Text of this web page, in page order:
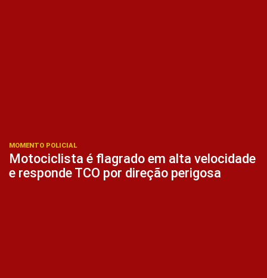
MOMENTO POLICIAL
Motociclista é flagrado em alta velocidade
e responde TCO por direção perigosa